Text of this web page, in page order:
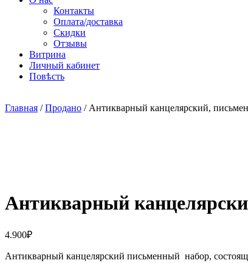
Контакты
Оплата/доставка
Скидки
Отзывы
Витрина
Личный кабинет
Повѣсть
Главная /Продано / Антикварный канцелярский,
Антикварный
4.900₽
Антикварный канцелярский письменный набор,